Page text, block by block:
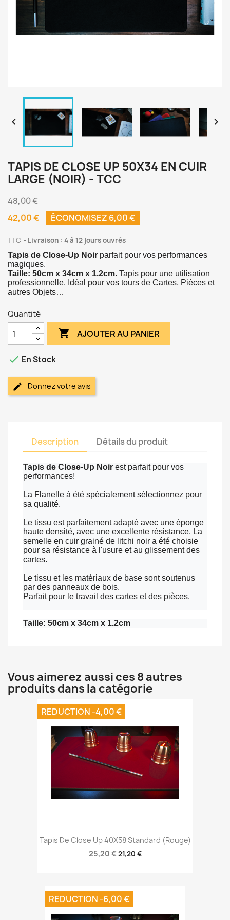
 
TAPIS DE CLOSE UP 50X34 EN CUIR
LARGE (NOIR) - TCC
48,00 €
42,00 €
ÉCONOMISEZ 6,00 €
TTC Livraison : 4 à 12 jours ouvrés
Tapis de Close-Up Noir parfaitpour vos performances
magiques.
Taille: 50cm x 34cm x 1.2cm. Tapis pour une utilisation
professionnelle. Idéal pour vos tours de Cartes, Pièces et
autres Objets…
Quantité
 AJOUTER AU PANIER
 En Stock
Donnez votre avis
Description Détails du produit
Tapis de Close-Up Noir est parfaitpour vos
performances!
La Flanelle à été spécialement sélectionnez pour
sa qualité.
Le tissu est parfaitement adapté avec une éponge
haute densité, avec une excellente résistance. La
semelle en cuir grainé de litchi noir a été choisie
pour sa résistance à l'usure et au glissement des
cartes.
Le tissu et les matériaux de base sont soutenus
par des panneaux de bois.
Parfait pour le travail des cartes et des pièces.
Taille: 50cm x 34cm x 1.2cm
Vous aimerez aussi ces 8 autres
produits dans la catégorie
Tapis De Close Up 40X58 Standard (Rouge)
25,20 €21,20 €
REDUCTION -4,00 €
REDUCTION -6,00 €